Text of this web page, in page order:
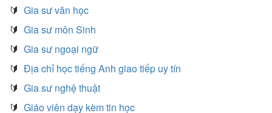
🔰 Gia sư văn học
🔰 Gia sư môn Sinh
🔰 Gia sư ngoại ngữ
🔰 Địa chỉ học tiếng Anh giao tiếp uy tín
🔰 Gia sư nghệ thuật
🔰 Giáo viên dạy kèm tin học